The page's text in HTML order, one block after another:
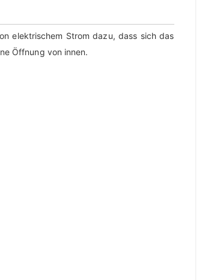
elektrischem Strom dazu, dass sich das
Öffnung von innen.